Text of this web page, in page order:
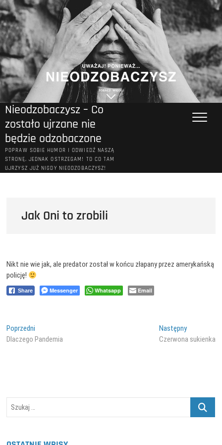
Przejdź
do
treści
Nieodzobaczysz – Co
zostało ujrzane nie
będzie odzobaczone
POPRAW SOBIE HUMOR I ODWIEDŹ NASZĄ
STRONĘ, JEDNAK OSTRZEGAM! TO CO TAM
UJRZYSZ JUŻ NIGDY NIEODZOBACZYSZ!
Jak Oni to zrobili
Nikt nie wie jak, ale predator został w końcu złapany przez amerykańską
policję!
Share Messenger Whatsapp Email
Nawigacja
wpisu
Poprzedni
wpis:
Dlaczego Pandemia
NastępnyNastępny
wpis:
Czerwona sukienka
Szukaj